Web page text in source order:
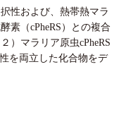
性および、熱帯熱マラ
素（cPheRS）との複合
）マラリア原虫cPheRS
を両立した化合物をデ